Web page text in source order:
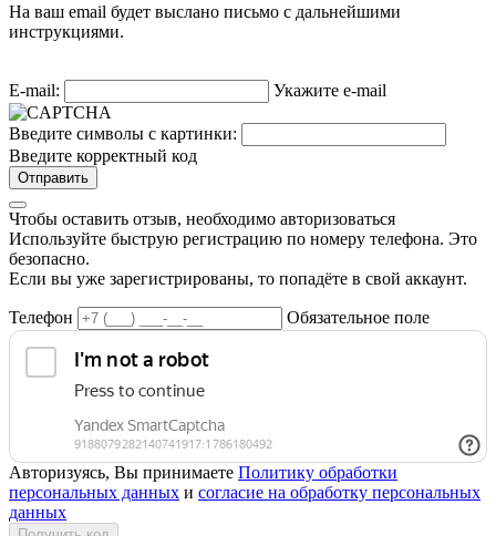
На ваш email будет выслано письмо с дальнейшими
инструкциями.
E-mail: Укажите e-mail
Введите символы с картинки:
Введите корректный код
Отправить
Чтобы оставить отзыв, необходимо авторизоваться
Используйте быструю регистрацию по номеру телефона. Это
безопасно.
Если вы уже зарегистрированы, то попадёте в свой аккаунт.
Телефон Обязательное поле
Авторизуясь, Вы принимаете Политику обработки
персональных данных и согласие на обработку персональных
данных